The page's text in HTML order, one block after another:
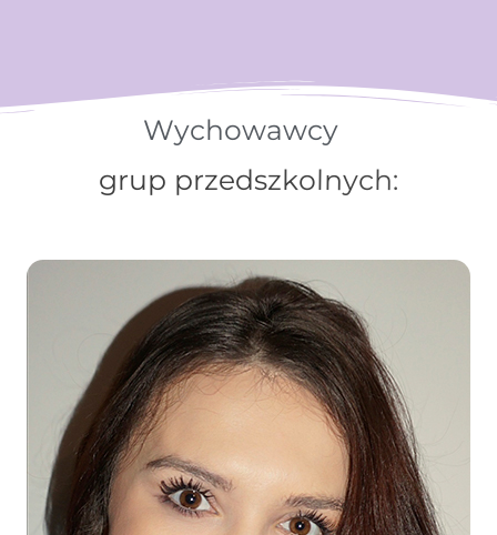
Wychowawcy
grup przedszkolnych: